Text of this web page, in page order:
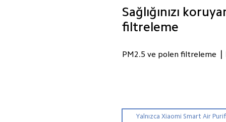
Sağlığınızı
filtreleme
PM2.5 ve polen filtreleme
Yalnızca Xiaomi Smart Air